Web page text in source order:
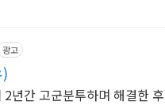
광고
년간 고군분투하며 해결한